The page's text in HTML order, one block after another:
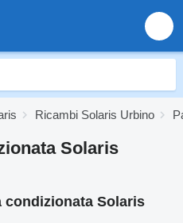
Ricambi Solaris Urbino
Solaris
condizionata Solaris